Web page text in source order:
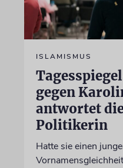
ISLAMISMUS
gegen
antwortet
Politikerin
Hatte sie einen